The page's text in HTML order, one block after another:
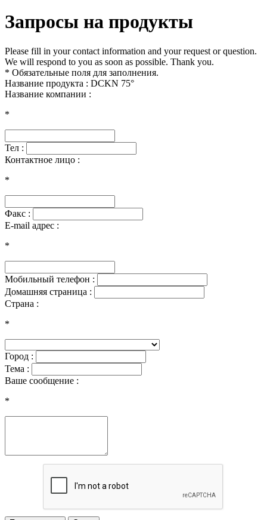
Запросы на продукты
Please fill in your contact information and your request or question.
We will respond to you as soon as possible. Thank you.
* Обязательные поля для заполнения.
Название продукта : DCKN 75°
Название компании :
*
Тел :
Контактное лицо :
*
Факс :
E-mail адрес :
*
Мобильный телефон :
Домашняя страница :
Страна :
*
Город :
Тема :
Ваше сообщение :
*